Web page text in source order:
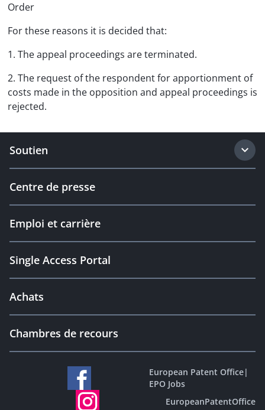
Order
For these reasons it is decided that:
1. The appeal proceedings are terminated.
2. The request of the respondent for apportionment of
costs made in the opposition and appeal proceedings is
rejected.
Soutien
Centre de presse
Emploi et carrière
Single Access Portal
Achats
Chambres de recours
European Patent Office|
EPO Jobs
EuropeanPatentOffice